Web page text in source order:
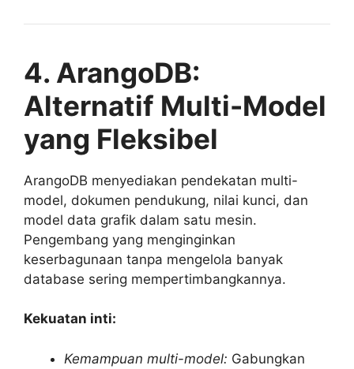
4. ArangoDB:
Alternatif Multi-Model
yang Fleksibel
ArangoDB menyediakan pendekatan multi-
model, dokumen pendukung, nilai kunci, dan
model data grafik dalam satu mesin.
Pengembang yang menginginkan
keserbagunaan tanpa mengelola banyak
database sering mempertimbangkannya.
Kekuatan inti:
Kemampuan multi-model: Gabungkan